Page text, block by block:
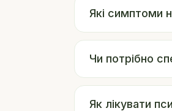
Які симптоми
Чи потрібно
Як лікувати